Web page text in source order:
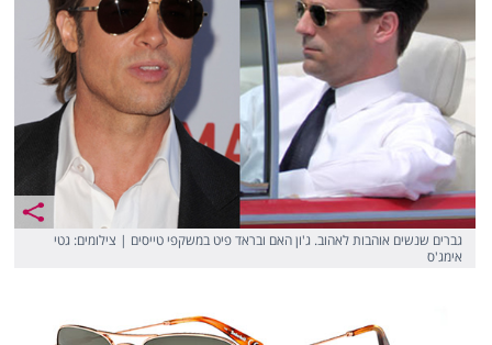
גברים שנשים אוהבות לאהוב. ג'ון האם ובראד פיט במשקפי טייסים | צילומים: גטי
אימג'ס